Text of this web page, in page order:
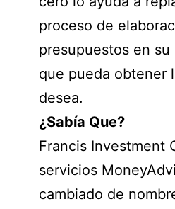
proceso de
presupuestos en su
que pueda obtener
desea.
¿Sabía Que?
Francis Investment
servicios
cambiado de